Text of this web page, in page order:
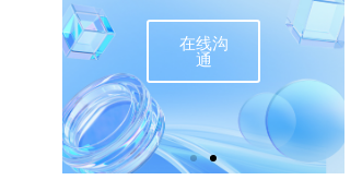
在线沟
通